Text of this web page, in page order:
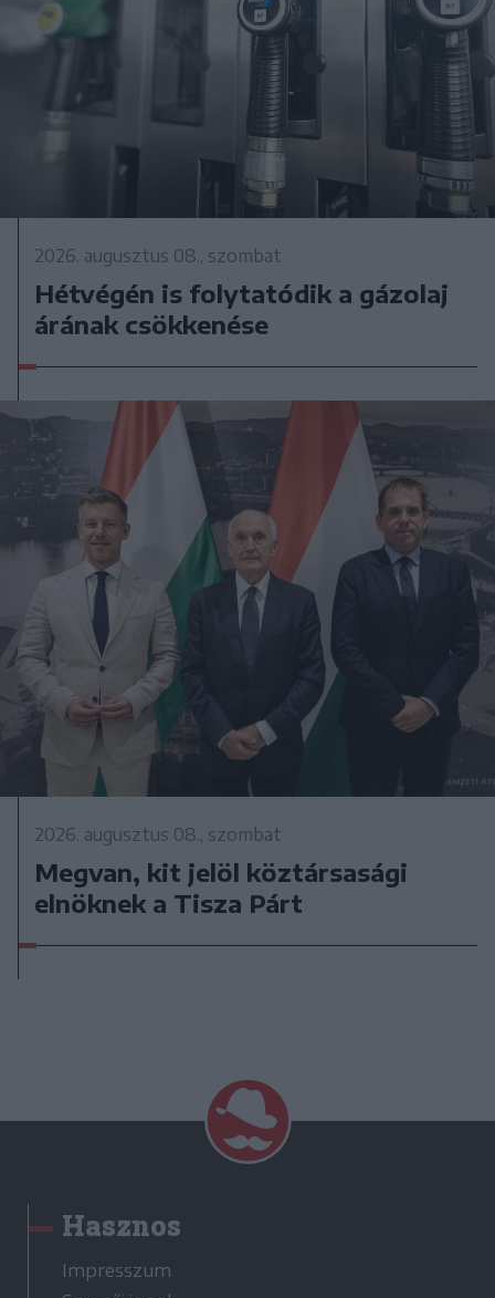
2026. augusztus 08., szombat
Hétvégén is folytatódik a gázolaj
árának csökkenése
2026. augusztus 08., szombat
Megvan, kit jelöl köztársasági
elnöknek a Tisza Párt
Hasznos
Impresszum